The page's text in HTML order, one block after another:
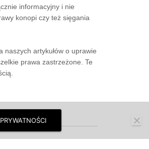
informacyjny i nie
konopi czy też sięgania
naszych artykułów o uprawie
prawa zastrzeżone. Te